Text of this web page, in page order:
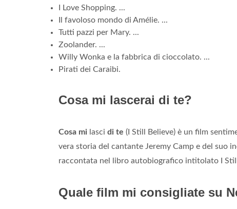
I Love Shopping. ...
Il favoloso mondo di Amélie. ...
Tutti pazzi per Mary. ...
Zoolander. ...
Willy Wonka e la fabbrica di cioccolato. ...
Pirati dei Caraibi.
Cosa mi lascerai di te?
Cosa mi lasci di te (I Still Believe) è un film
vera storia del cantante Jeremy Camp e del suo
raccontata nel libro autobiografico intitolato I
Quale film mi consigliate su